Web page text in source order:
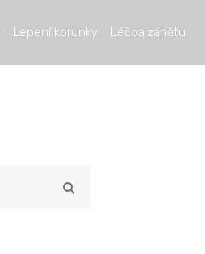
Lepení korunky Léčba zánětu